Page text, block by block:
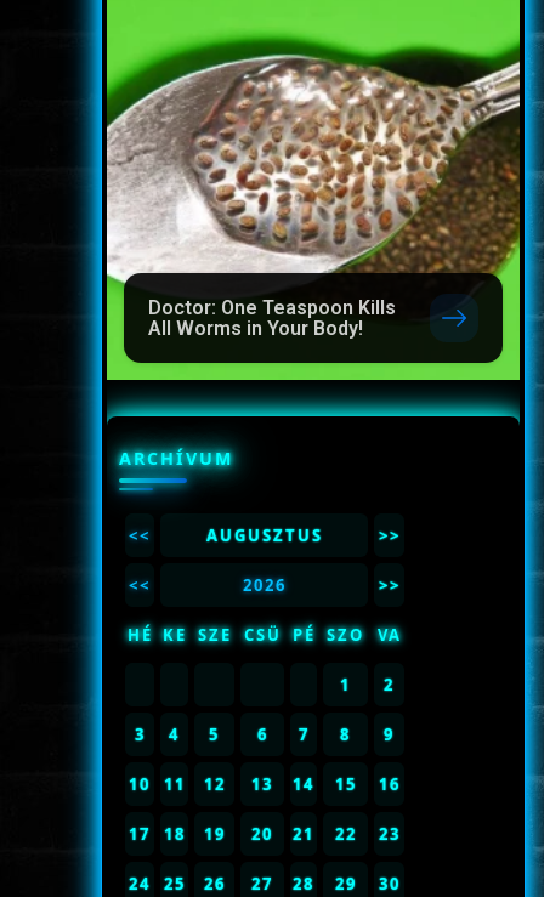
Doctor: One Teaspoon Kills
All Worms in Your Body!
ARCHÍVUM
<< AUGUSZTUS >>
<< 2026 >>
HÉ KE SZE CSÜ PÉ SZO VA
1 2
3 4 5 6 7 8 9
10 11 12 13 14 15 16
17 18 19 20 21 22 23
24 25 26 27 28 29 30